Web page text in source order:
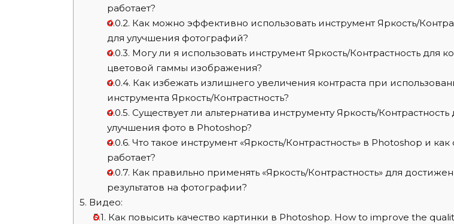
работает?
4.0.2. Как можно эффективно использовать инструмент Яркость/
для улучшения фотографий?
4.0.3. Могу ли я использовать инструмент Яркость/Контрастность для
цветовой гаммы изображения?
4.0.4. Как избежать излишнего увеличения контраста при
инструмента Яркость/Контрастность?
4.0.5. Существует ли альтернатива инструменту Яркость/Контрастность
улучшения фото в Photoshop?
4.0.6. Что такое инструмент «Яркость/Контрастность» в Photoshop и как
работает?
4.0.7. Как правильно применять «Яркость/Контрастность» для
результатов на фотографии?
5. Видео:
5.1. Как повысить качество картинки в Photoshop. How to improve the